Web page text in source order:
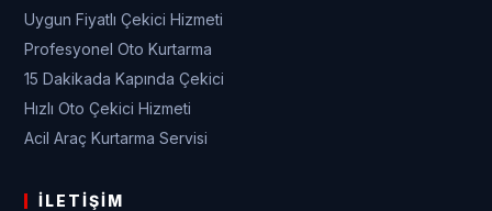
Uygun Fiyatlı Çekici Hizmeti
Profesyonel Oto Kurtarma
15 Dakikada Kapında Çekici
Hızlı Oto Çekici Hizmeti
Acil Araç Kurtarma Servisi
İLETIŞIM